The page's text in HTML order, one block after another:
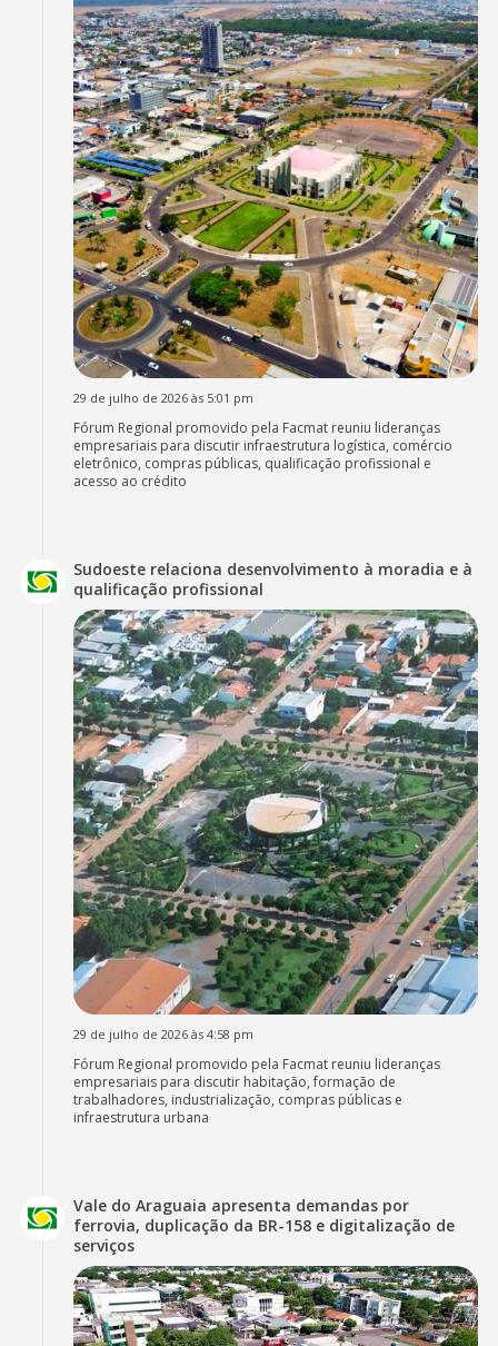
29 de julho de 2026 às 5:01 pm
Fórum Regional promovido pela Facmat reuniu lideranças
empresariais para discutir infraestrutura logística, comércio
eletrônico, compras públicas, qualificação profissional e
acesso ao crédito
Sudoeste relaciona desenvolvimento à moradia e à
qualificação profissional
29 de julho de 2026 às 4:58 pm
Fórum Regional promovido pela Facmat reuniu lideranças
empresariais para discutir habitação, formação de
trabalhadores, industrialização, compras públicas e
infraestrutura urbana
Vale do Araguaia apresenta demandas por
ferrovia, duplicação da BR-158 e digitalização de
serviços